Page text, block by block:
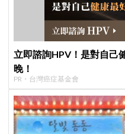
立即諮詢HPV！是對自己
晚！
PR・台灣癌症基金會